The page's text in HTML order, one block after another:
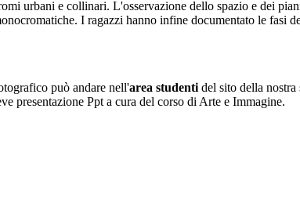
urbani e collinari. L'osservazione dello spazio e dei
I ragazzi hanno infine documentato le fasi
può andare nell'area studenti del sito della nostra
presentazione Ppt a cura del corso di Arte e Immagine.